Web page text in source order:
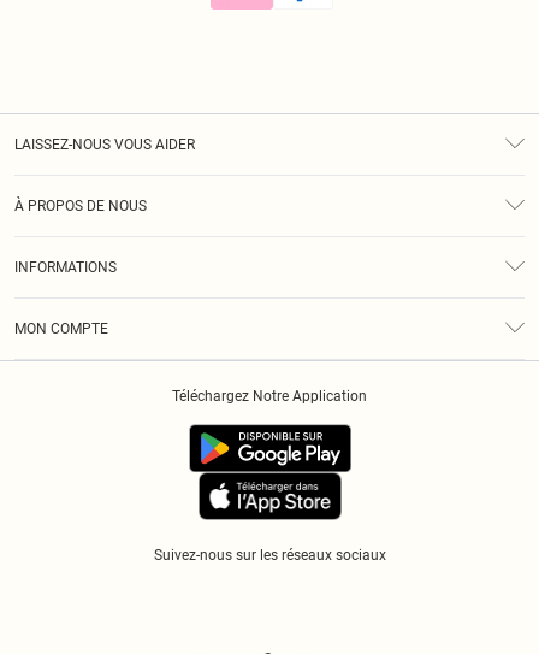
LAISSEZ-NOUS VOUS AIDER
À PROPOS DE NOUS
INFORMATIONS
MON COMPTE
Suivez-nous sur les réseaux sociaux
Téléchargez Notre Application